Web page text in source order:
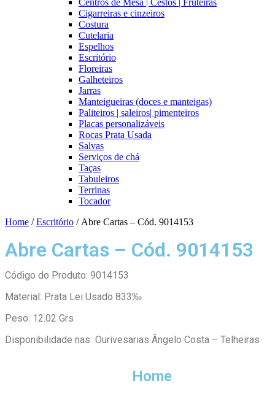
Centros de Mesa | Cestos | Fruteiras
Cigarreiras e cinzeiros
Costura
Cutelaria
Espelhos
Escritório
Floreiras
Galheteiros
Jarras
Manteigueiras (doces e manteigas)
Paliteiros | saleiros| pimenteiros
Placas personalizáveis
Rocas Prata Usada
Salvas
Serviços de chá
Taças
Tabuleiros
Terrinas
Tocador
Home /Escritório / Abre Cartas – Cód. 9014153
Abre Cartas – Cód. 9014153
Código do Produto: 9014153
Material: Prata Lei Usado 833‰
Peso: 12.02 Grs
Disponibilidade nas Ourivesarias Ângelo Costa – Telheiras
Home